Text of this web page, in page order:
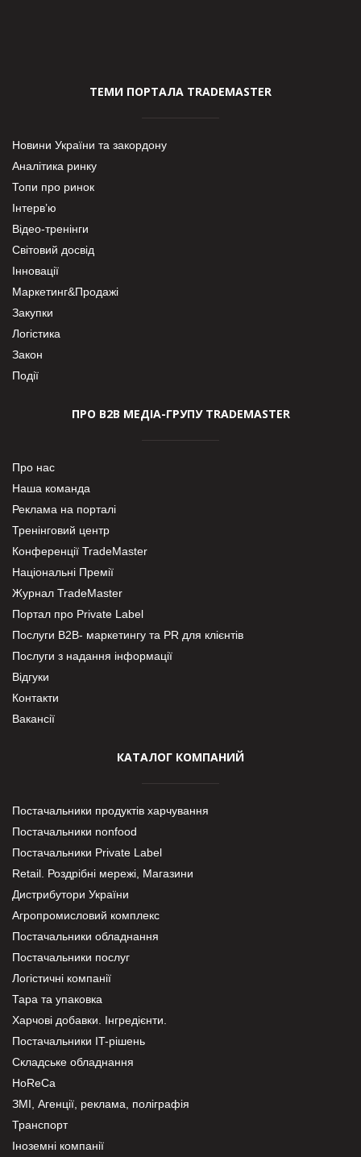
ТЕМИ ПОРТАЛА TRADEMASTER
Новини України та закордону
Аналітика ринку
Топи про ринок
Інтерв’ю
Відео-тренінги
Світовий досвід
Інновації
Маркетинг&Продажі
Закупки
Логістика
Закон
Події
ПРО В2В МЕДІА-ГРУПУ TRADEMASTER
Про нас
Наша команда
Реклама на порталі
Тренінговий центр
Конференції TradeMaster
Національні Премії
Журнал TradeMaster
Портал про Private Label
Послуги В2В- маркетингу та PR для клієнтів
Послуги з надання інформації
Відгуки
Контакти
Вакансії
КАТАЛОГ КОМПАНИЙ
Постачальники продуктів харчування
Постачальники nonfood
Постачальники Private Label
Retail. Роздрібні мережі, Магазини
Дистрибутори України
Агропромисловий комплекс
Постачальники обладнання
Постачальники послуг
Логістичні компанії
Тара та упаковка
Харчові добавки. Інгредієнти.
Постачальники IT-рішень
Складське обладнання
HoReCa
ЗМІ, Агенції, реклама, поліграфія
Транспорт
Іноземні компанії